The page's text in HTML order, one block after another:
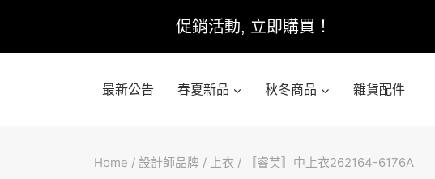
促銷活動, 立即購買！
最新公告 春夏新品 秋冬商品 雜貨配件
Home / 設計師品牌 / 上衣 / 〚睿芙〛中上衣262164-6176A